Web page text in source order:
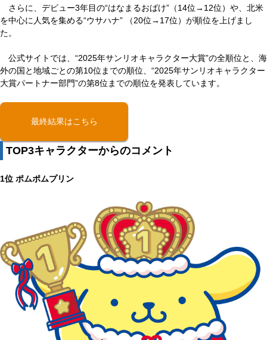
さらに、デビュー3年目の“はなまるおばけ”（14位→12位）や、北米
を中心に人気を集める“ウサハナ” （20位→17位）が順位を上げまし
た。
公式サイトでは、“2025年サンリオキャラクター大賞”の全順位と、海
外の国と地域ごとの第10位までの順位、“2025年サンリオキャラクター
大賞パートナー部門”の第8位までの順位を発表しています。
最終結果はこちら
TOP3キャラクターからのコメント
1位 ポムポムプリン